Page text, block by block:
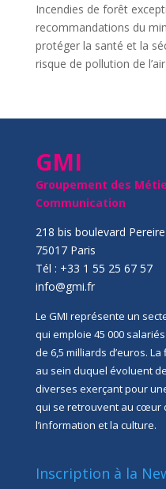
Incendies de forêt
recommandations du
protéger la santé et la
risque de pollution de l’air
GMI
Groupement des
Communication
218 bis boulevard Pereire
75017 Paris
Tél : +33 1 55 25 67 57
info@gmi.fr
Le GMI représente un
qui emploie 45 000
de 6,5 milliards d’euros.
au sein duquel évoluent
diverses exerçant pour
qui se retrouvent au cœur
l’information et la culture.
Inscription à la